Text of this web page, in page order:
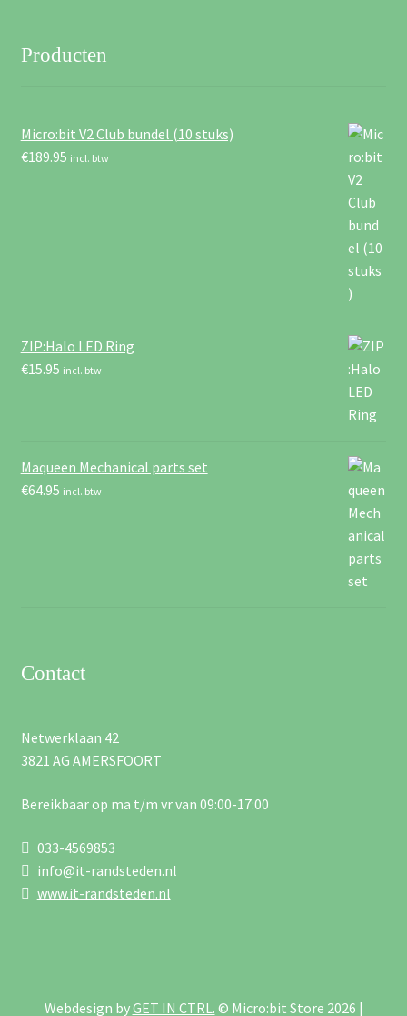
Producten
Micro:bit V2 Club bundel (10 stuks)
€189.95 incl. btw
ZIP:Halo LED Ring
€15.95 incl. btw
Maqueen Mechanical parts set
€64.95 incl. btw
Contact
Netwerklaan 42
3821 AG AMERSFOORT
Bereikbaar op ma t/m vr van 09:00-17:00
033-4569853
info@it-randsteden.nl
www.it-randsteden.nl
Webdesign byGET IN CTRL. © Micro:bit Store 2026 |